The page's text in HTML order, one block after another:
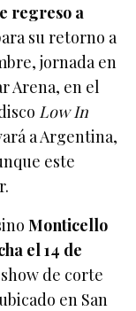
regreso a
su retorno a
jornada en
Arena, en el
Low In
a Argentina,
este
Monticello
el 14 de
de corte
en San